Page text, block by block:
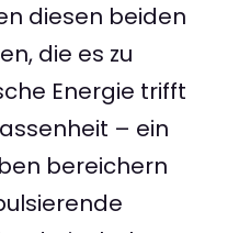
diesen beiden
die es zu
Energie trifft
– ein
bereichern